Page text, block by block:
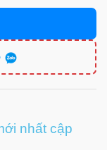
nhất cập